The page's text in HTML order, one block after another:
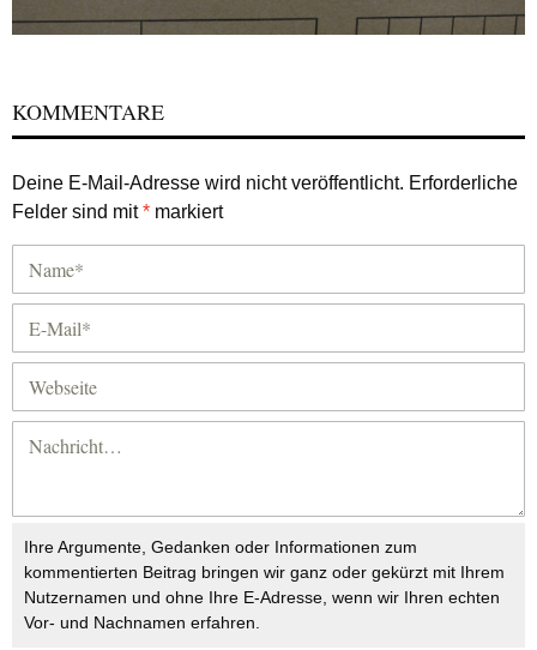
KOMMENTARE
Deine E-Mail-Adresse wird nicht veröffentlicht. Erforderliche
Felder sind mit* markiert
Ihre Argumente, Gedanken oder Informationen zum
kommentierten Beitrag bringen wir ganz oder gekürzt mit Ihrem
Nutzernamen und ohne Ihre E-Adresse, wenn wir Ihren echten
Vor- und Nachnamen erfahren.